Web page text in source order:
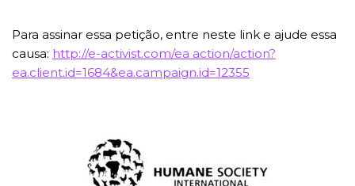
Para assinar essa petição, entre neste link e ajude essa
causa: http://e-activist.com/ea action/action?
ea.client.id=1684&ea.campaign.id=12355